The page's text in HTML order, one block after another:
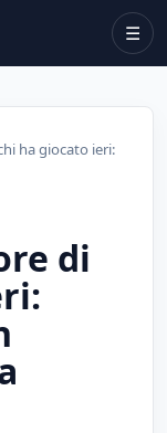
☰
ha giocato ieri:
di